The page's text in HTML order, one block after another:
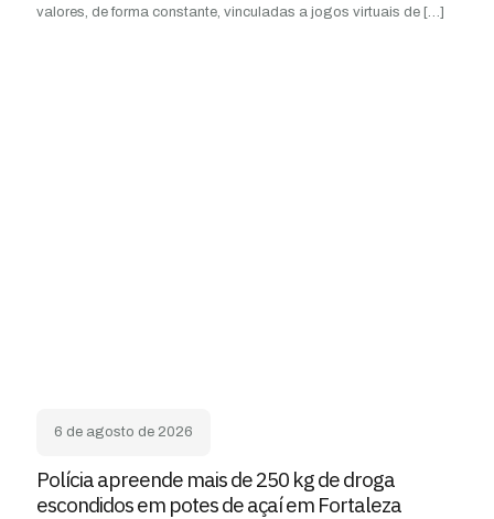
valores, de forma constante, vinculadas a jogos virtuais de […]
6 de agosto de 2026
Polícia apreende mais de 250 kg de droga
escondidos em potes de açaí em Fortaleza